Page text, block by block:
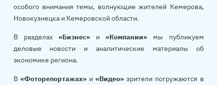
особого внимания темы, волнующие жителей Кемерова,
Новокузнецка и Кемеровской области.
В разделах «Бизнес»и«Компании» мы публикуем
деловые новости и аналитические материалы об
экономике региона.
В «Фоторепортажах»и«Видео» зрители погружаются в